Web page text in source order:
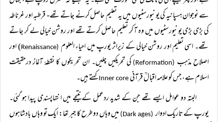
سے نوجوان ہسپانیہ کی یونیورسٹیوں میں یہ تعلیم حاصل کرنے جاتے تھے- قرطبہ اور غرناطہ
کی بڑی بڑی یونیورسٹیوں میں وہ آ کر تعلیم حاصل کرتے تھے اور روشن خیالی لے کر جاتے
تھے۔ اسی تعلیم اور روشن خیالی کے زیراثر یورپ میں احیاء العلوم (
Renaissance) اور
اصلاح مذہب (Reformation)
کی تحریکیں چلیں۔ ان تحریکوں کا نقطۂ آغاز درحقیقت
اسلام ہے، جس کو علامہ اقبالؒ قرآنیInner core
کہتے ہیں۔
البتہ دو عوامل ایسے تھے جن کے شدید ردعمل کے نتیجے میں انتہاپسندی پیدا ہو گئی۔
یورپ کے تاریک ادوار(Dark ages)
میں وہاں دو طرح کا جبر تھا: ایک تو وہاں بادشاہوں